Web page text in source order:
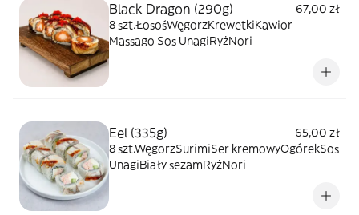
Black Dragon (290g)
67,00 zł
8 szt.ŁosośWęgorzKrewetkiKawior
Massago Sos UnagiRyżNori
Eel (335g)
65,00 zł
8 szt.WęgorzSurimiSer kremowyOgórekSos
UnagiBiały sezamRyżNori